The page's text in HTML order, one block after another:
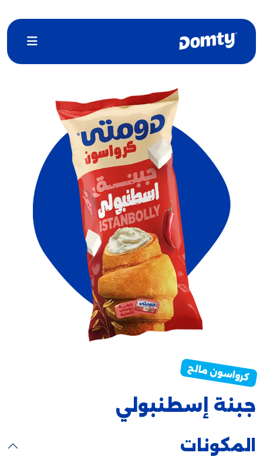
جبنة إسطنبولي
المكونات